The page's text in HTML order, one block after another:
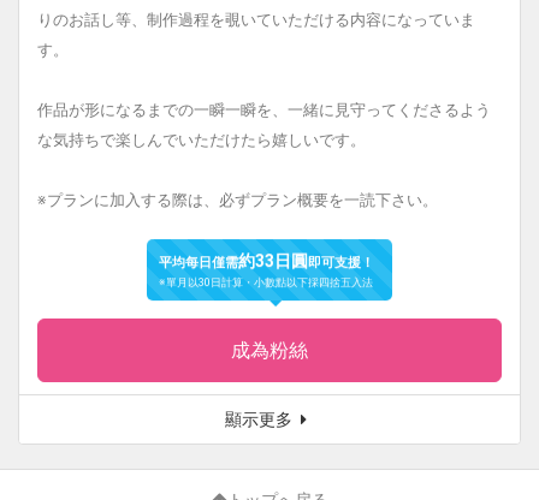
りのお話し等、制作過程を覗いていただける内容になっていま
す。
作品が形になるまでの一瞬一瞬を、一緒に見守ってくださるよう
な気持ちで楽しんでいただけたら嬉しいです。
※プランに加入する際は、必ずプラン概要を一読下さい。
平均每日僅需約33日圓即可支援！
※單月以30日計算・小數點以下採四捨五入法
成為粉絲
顯示更多